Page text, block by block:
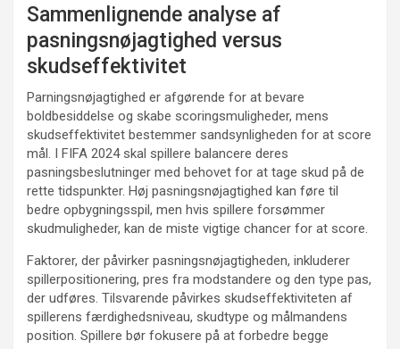
Sammenlignende analyse af
pasningsnøjagtighed versus
skudseffektivitet
Parningsnøjagtighed er afgørende for at bevare
boldbesiddelse og skabe scoringsmuligheder, mens
skudseffektivitet bestemmer sandsynligheden for at score
mål. I FIFA 2024 skal spillere balancere deres
pasningsbeslutninger med behovet for at tage skud på de
rette tidspunkter. Høj pasningsnøjagtighed kan føre til
bedre opbygningsspil, men hvis spillere forsømmer
skudmuligheder, kan de miste vigtige chancer for at score.
Faktorer, der påvirker pasningsnøjagtigheden, inkluderer
spillerpositionering, pres fra modstandere og den type pas,
der udføres. Tilsvarende påvirkes skudseffektiviteten af
spillerens færdighedsniveau, skudtype og målmandens
position. Spillere bør fokusere på at forbedre begge